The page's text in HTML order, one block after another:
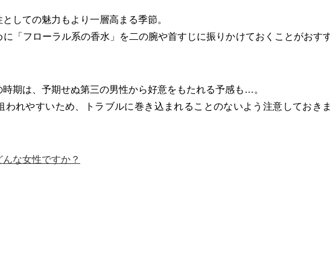
しての魅力もより一層高まる季節。
「フローラル系の香水」を二の腕や首すじに振りかけておくことがおす
期は、予期せぬ第三の男性から好意をもたれる予感も…。
われやすいため、トラブルに巻き込まれることのないよう注意しておき
な女性ですか？